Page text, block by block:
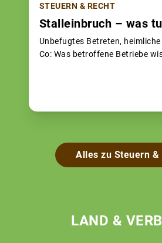
STEUERN & RECHT
Stalleinbruch – was
Unbefugtes Betreten,
Co: Was betroffene Betriebe
Alles zu Steuern &
LAND &